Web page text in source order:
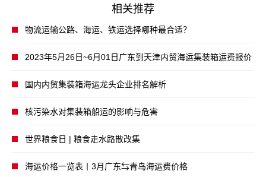
相关推荐
物流运输公路、海运、铁运选择哪种最合适？
2023年5月26日~6月01日广东到天津内贸海运集装箱运费报价
国内内贸集装箱海运龙头企业排名解析
核污染水对集装箱船运的影响与危害
世界粮食日 | 粮食走水路散改集
海运价格一览表丨3月广东⇆青岛海运费价格